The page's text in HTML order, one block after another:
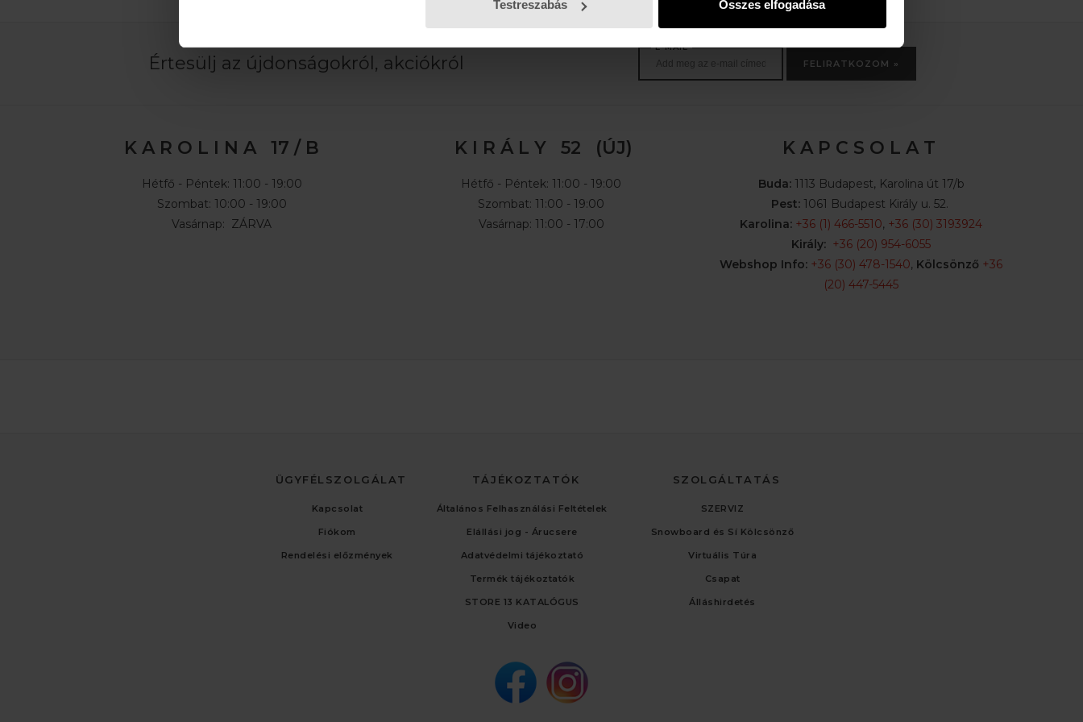
Testreszabás Összes elfogadása
Értesülj az újdonságokról, akciókról
E-MAIL
FELIRATKOZOM »
K A R O L I N A 17 / B
Hétfő - Péntek: 11:00 - 19:00
Szombat: 10:00 - 19:00
Vasárnap: ZÁRVA
K I R Á L Y 52 (ÚJ)
Hétfő - Péntek: 11:00 - 19:00
Szombat: 11:00 - 19:00
Vasárnap: 11:00 - 17:00
K A P C S O L A T
Buda:1113 Budapest, Karolina út 17/b
Pest:1061 Budapest Király u. 52.
Karolina: +36 (1) 466-5510, +36 (30) 3193924
Király: +36 (20) 954-6055
Webshop Info: +36 (30) 478-1540, Kölcsönző +36
(20) 447-5445
ÜGYFÉLSZOLGÁLAT
Kapcsolat
Fiókom
Rendelési előzmények
TÁJÉKOZTATÓK
Általános Felhasználási Feltételek
Elállási jog - Árucsere
Adatvédelmi tájékoztató
Termék tájékoztatók
STORE 13 KATALÓGUS
Video
SZOLGÁLTATÁS
SZERVIZ
Snowboard és Sí Kölcsönző
Virtuális Túra
Csapat
Álláshirdetés